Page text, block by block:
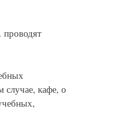
проводят
кафе, о